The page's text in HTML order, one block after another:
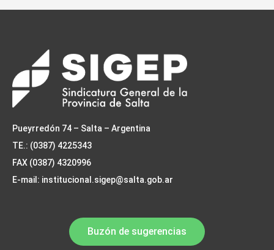
Pueyrredón 74 – Salta – Argentina
TE.: (0387) 4225343
FAX (0387) 4320996
E-mail: institucional.sigep@salta.gob.ar
Buzón de sugerencias